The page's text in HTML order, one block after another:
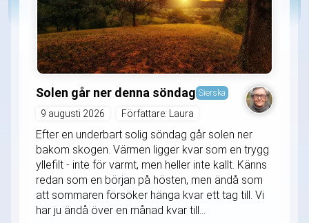
Solen går ner denna söndag Sierska
9 augusti 2026 Författare: Laura
Efter en underbart solig söndag går solen ner
bakom skogen. Värmen ligger kvar som en trygg
yllefilt - inte för varmt, men heller inte kallt. Känns
redan som en början på hösten, men ändå som
att sommaren försöker hänga kvar ett tag till. Vi
har ju ändå över en månad kvar till...